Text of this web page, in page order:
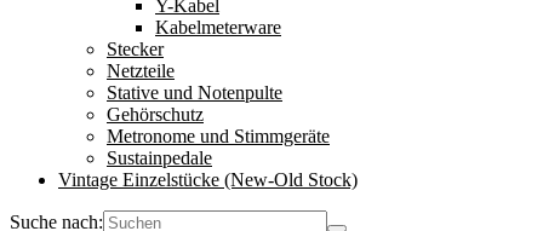
Y-Kabel
Kabelmeterware
Stecker
Netzteile
Stative und Notenpulte
Gehörschutz
Metronome und Stimmgeräte
Sustainpedale
Vintage Einzelstücke (New-Old Stock)
Suche nach: